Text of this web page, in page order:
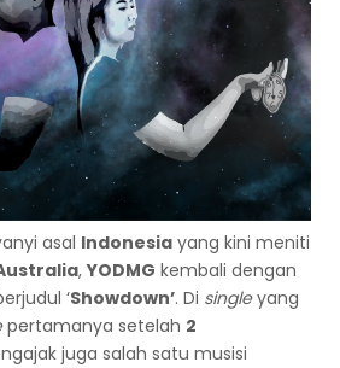
asal Indonesiayang kini meniti
,YODMG kembali dengan
‘Showdown’. Di singleyang
pertamanya setelah 2
juga salah satu musisi